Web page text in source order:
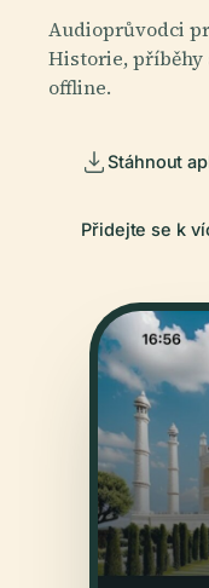
Audioprůvodci
Historie,
offline.
Stáhnout
Přidejte se k